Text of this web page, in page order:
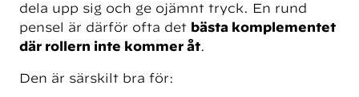
dela upp sig och ge ojämnt tryck. En rund
pensel är därför ofta det bästa komplementet
där rollern inte kommer åt.
Den är särskilt bra för: